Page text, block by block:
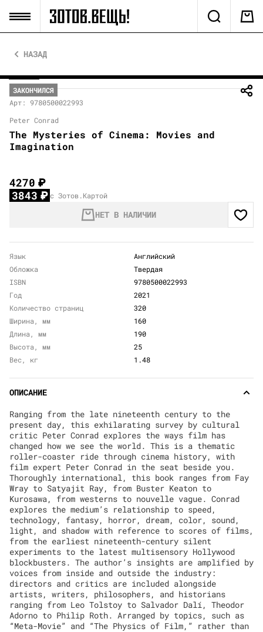
НАЗАД
ЗАКОНЧИЛСЯ
Арт: 9780500022993
Peter Conrad
The Mysteries of Cinema: Movies and
Imagination
4270₽
3843₽ с Зотов.Картой
НЕТ В НАЛИЧИИ
Язык
Английский
Обложка
Твердая
ISBN
9780500022993
Год
2021
Количество страниц
320
Ширина, мм
160
Длина, мм
190
Высота, мм
25
Вес, кг
1.48
ОПИСАНИЕ
Ranging from the late nineteenth century to the
present day, this exhilarating survey by cultural
critic Peter Conrad explores the ways film has
changed how we see the world. This is a thematic
roller-coaster ride through cinema history, with
film expert Peter Conrad in the seat beside you.
Thoroughly international, this book ranges from Fay
Wray to Satyajit Ray, from Buster Keaton to
Kurosawa, from westerns to nouvelle vague. Conrad
explores the medium’s relationship to speed,
technology, fantasy, horror, dream, color, sound,
light, and shadow with reference to scores of films,
from the earliest nineteenth-century silent
experiments to the latest multisensory Hollywood
blockbusters. The author’s insights are amplified by
voices from inside and outside the industry:
directors and critics are included alongside
artists, writers, philosophers, and historians
ranging from Leo Tolstoy to Salvador Dalí, Theodor
Adorno to Philip Roth. Arranged by topics, such as
“Meta-Movie” and “The Physics of Film,” rather than